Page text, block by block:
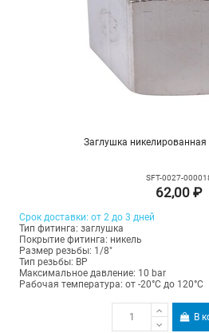
Заглушка никелированная
SFT-0027-
62,00 ₽
Срок доставки: от 2 до 3 дней
Тип фитинга: заглушка
Покрытие фитинга: никель
Размер резьбы: 1/8"
Тип резьбы: ВР
Максимальное давление: 10 bar
Рабочая температура: от -20°C до 120°C
В